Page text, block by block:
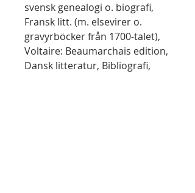
svensk genealogi o. biografi,
Fransk litt. (m. elsevirer o.
gravyrböcker från 1700-talet),
Voltaire: Beaumarchais edition,
Dansk litteratur, Bibliografi,